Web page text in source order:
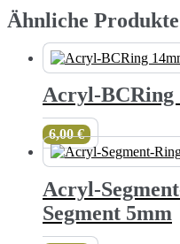
Ähnliche Produkte
Acryl-BCRing
6,00€
Acryl-
Segment 5mm